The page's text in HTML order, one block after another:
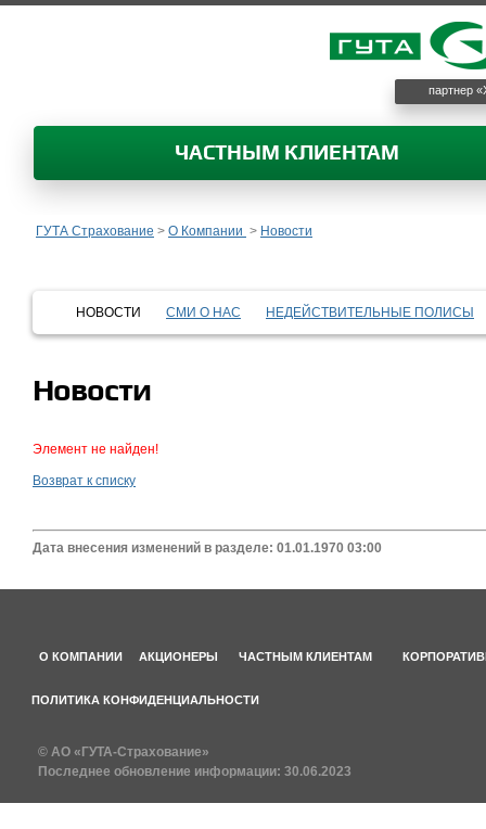
партнер
ЧАСТНЫМ КЛИЕНТАМ
ГУТА Страхование > О Компании > Новости
НОВОСТИ СМИ О НАС НЕДЕЙСТВИТЕЛЬНЫЕ ПОЛИСЫ
Новости
Элемент не найден!
Возврат к списку
Дата внесения изменений в разделе: 01.01.1970 03:00
О КОМПАНИИ АКЦИОНЕРЫ ЧАСТНЫМ КЛИЕНТАМ
ПОЛИТИКА КОНФИДЕНЦИАЛЬНОСТИ
© АО «ГУТА-Страхование»
Последнее обновление информации: 30.06.2023